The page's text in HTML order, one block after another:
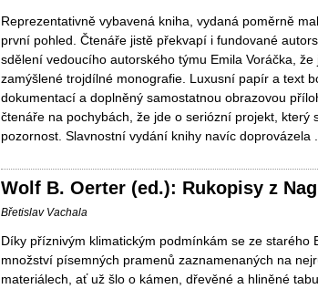
Reprezentativně vybavená kniha, vydaná poměrně
první pohled. Čtenáře jistě překvapí i fundované
sdělení vedoucího autorského týmu Emila Voráčka,
zamýšlené trojdílné monografie. Luxusní papír a text
dokumentací a doplněný samostatnou obrazovou
čtenáře na pochybách, že jde o serióz­ní projekt, který
pozornost. Slavnostní vydání knihy navíc doprovázela ...
Wolf B. Oerter (ed.): Rukopisy z
Břetislav Vachala
Díky příznivým klimatickým podmínkám se ze starého
množství písemných pramenů zaznamenaných na
materiálech, ať už šlo o kámen, dřevěné a hliněné